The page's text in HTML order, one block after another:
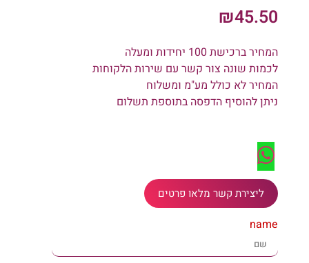
₪45.50
המחיר ברכישת 100 יחידות ומעלה
לכמות שונה צור קשר עם שירות הלקוחות
המחיר לא כולל מע"מ ומשלוח
ניתן להוסיף הדפסה בתוספת תשלום
ליצירת קשר מלאו פרטים
name